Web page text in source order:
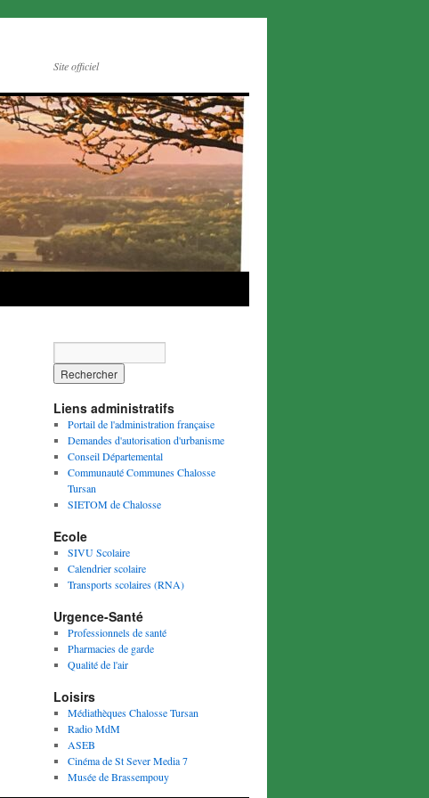
Site officiel
Liens administratifs
Portail de l'administration française
Demandes d'autorisation d'urbanisme
Conseil Départemental
Communauté Communes Chalosse
Tursan
SIETOM de Chalosse
Ecole
SIVU Scolaire
Calendrier scolaire
Transports scolaires (RNA)
Urgence-Santé
Professionnels de santé
Pharmacies de garde
Qualité de l'air
Loisirs
Médiathèques Chalosse Tursan
Radio MdM
ASEB
Cinéma de St Sever Media 7
Musée de Brassempouy